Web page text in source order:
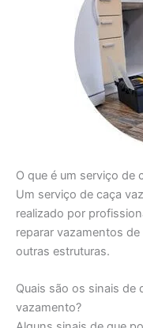
O que é um serviço de
Um serviço de caça
realizado por
reparar vazamentos
outras estruturas.
Quais são os sinais de
vazamento?